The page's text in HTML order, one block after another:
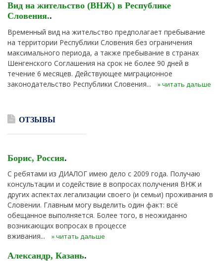
Вид на жительство (ВНЖ) в Республике
Словения..
Временный вид на жительство предполагает пребывание
на территории Республики Словения без ограничения
максимального периода, а также пребывание в странах
Шенгенского Соглашения на срок не более 90 дней в
течение 6 месяцев. Действующее миграционное
законодательство Республики Словения...
» читать дальше
ОТЗЫВЫ
Борис, Россия.
С ребятами из ДИАЛОГ имею дело с 2009 года. Получаю
консультации и содействие в вопросах получения ВНЖ и
других аспектах легализации своего (и семьи) проживания в
Словении. Главным могу выделить один факт: всё
обещанное выполняется. Более того, в неожиданно
возникающих вопросах в процессе
вживания...
» читать дальше
Александр, Казань.